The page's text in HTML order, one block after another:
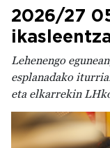
2026/27
Lehenengo
esplanadako
eta elkarrekin
Irudia